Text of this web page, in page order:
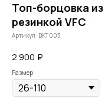
Топ-борцовка
резинкой VFC
Артикул: BKT003
2 900 ₽
Размер